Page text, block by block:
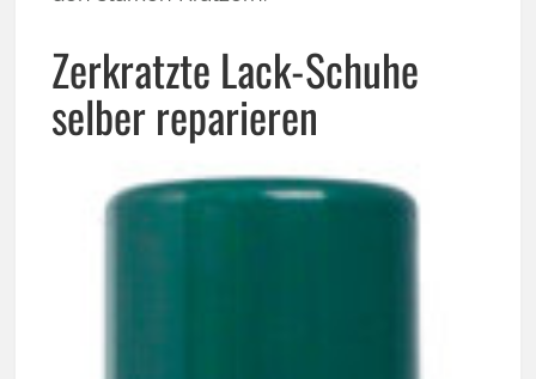
Zerkratzte Lack-Schuhe
selber reparieren